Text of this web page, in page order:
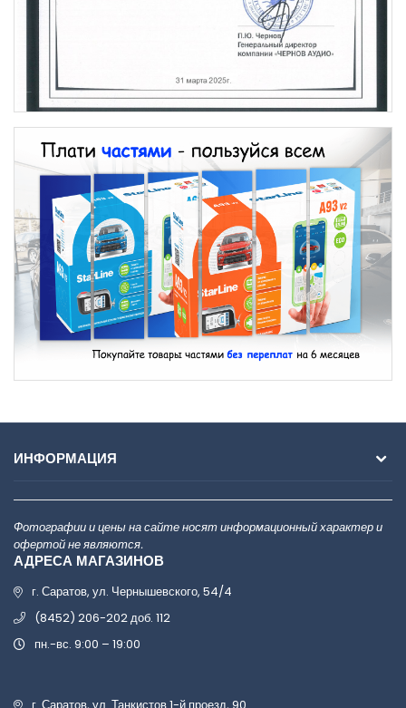
ИНФОРМАЦИЯ
Фотографии и цены на сайте носят информационный характер и
офертой не являются.
АДРЕСА МАГАЗИНОВ
г. Саратов, ул. Чернышевского, 54/4
(8452) 206-202 доб. 112
пн.-вс. 9:00 – 19:00